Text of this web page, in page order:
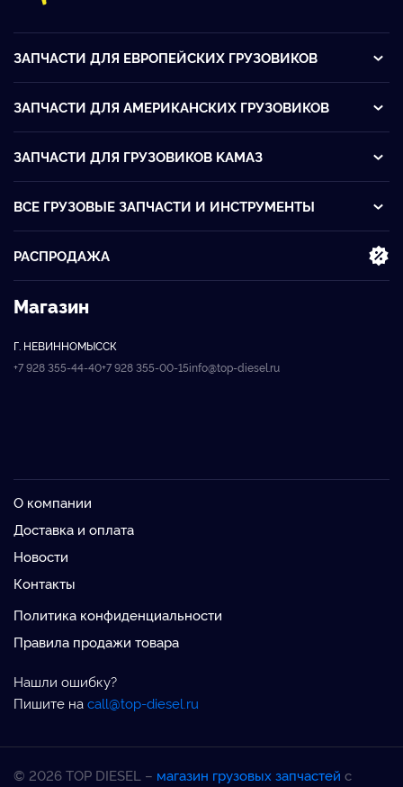
ЗАПЧАСТИ ДЛЯ ЕВРОПЕЙСКИХ ГРУЗОВИКОВ
ЗАПЧАСТИ ДЛЯ АМЕРИКАНСКИХ ГРУЗОВИКОВ
ЗАПЧАСТИ ДЛЯ ГРУЗОВИКОВ KАМАЗ
ВСЕ ГРУЗОВЫЕ ЗАПЧАСТИ И ИНСТРУМЕНТЫ
РАСПРОДАЖА
Магазин
Г. НЕВИННОМЫССК
+7 928 355-44-40+7 928 355-00-15info@top-diesel.ru
О компании
Доставка и оплата
Новости
Контакты
Политика конфиденциальности
Правила продажи товара
Нашли ошибку?
Пишите наcall@top-diesel.ru
© 2026 TOP DIESEL – магазин грузовых запчастей с